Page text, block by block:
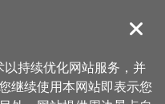
導覽
花花青春客家菜─桃园店
关闭
持续优化网站服务，并
继续使用本网站即表示您